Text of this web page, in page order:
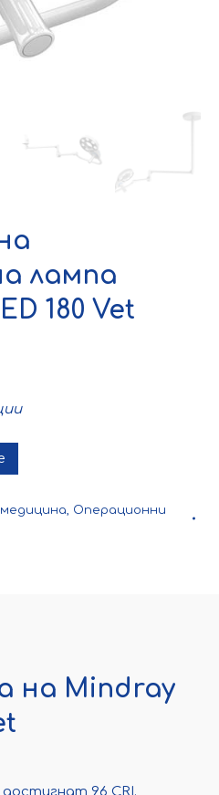
лампа
180 Vet
Операционни
на Mindray
96 CRI.